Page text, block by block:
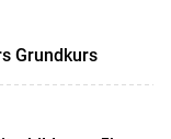
Grundkurs